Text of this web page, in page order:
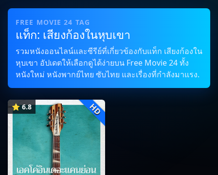
FREE MOVIE 24 TAG
แท็ก: เสียงก้องในหุบเขา
รวมหนังออนไลน์และซีรีย์ที่เกี่ยวข้องกับแท็ก เสียงก้องใน
หุบเขา อัปเดตให้เลือกดูได้ง่ายบน Free Movie 24 ทั้ง
หนังใหม่ หนังพากย์ไทย ซับไทย และเรื่องที่กำลังมาแรง.
⭐ 6.8 HD